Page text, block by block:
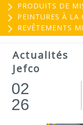
PRODUITS DE
PEINTURES À LA
REVÊTEMENTS
Actualités
Jefco
25
02
26